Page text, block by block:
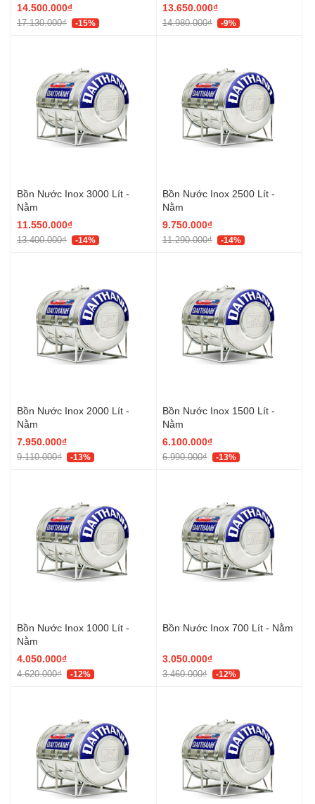
14.500.000₫
17.130.000₫ -15%
13.650.000₫
14.980.000₫ -9%
Bồn Nước Inox 3000 Lít -
Nằm
11.550.000₫
13.400.000₫ -14%
Bồn Nước Inox 2500 Lít -
Nằm
9.750.000₫
11.290.000₫ -14%
Bồn Nước Inox 2000 Lít -
Nằm
7.950.000₫
9.110.000₫ -13%
Bồn Nước Inox 1500 Lít -
Nằm
6.100.000₫
6.990.000₫ -13%
Bồn Nước Inox 1000 Lít -
Nằm
4.050.000₫
4.620.000₫ -12%
Bồn Nước Inox 700 Lít - Nằm
3.050.000₫
3.460.000₫ -12%